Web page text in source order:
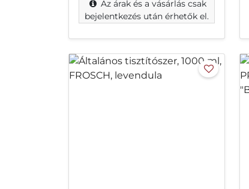
Az árak és a vásárlás csak
bejelentkezés után érhetők el.